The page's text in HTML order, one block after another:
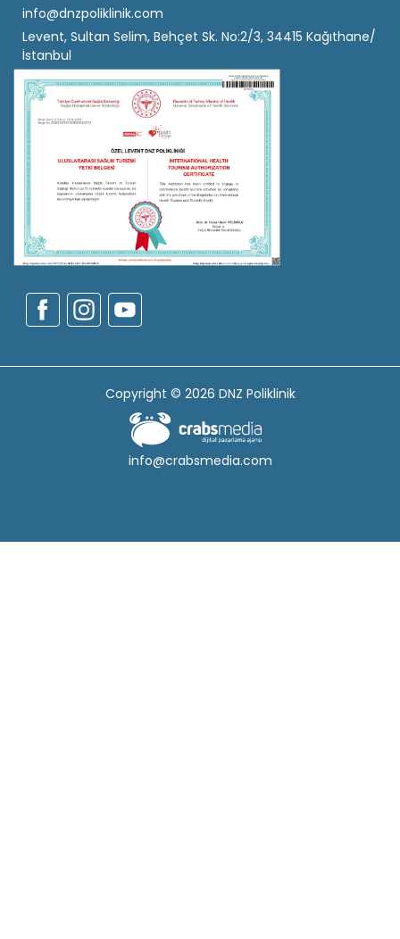
info@dnzpoliklinik.com
Levent, Sultan Selim, Behçet Sk. No:2/3, 34415 Kağıthane/
İstanbul
Copyright © 2026 DNZ Poliklinik
info@crabsmedia.com